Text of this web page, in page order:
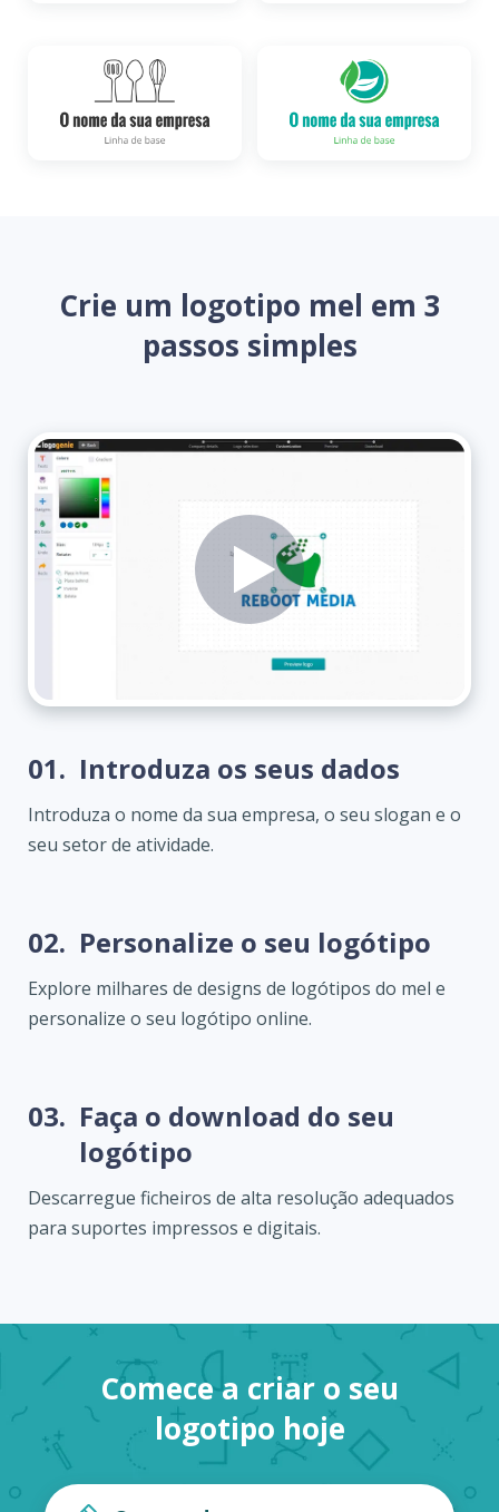
Crie um logotipo mel em 3
passos simples
01. Introduza os seus dados
Introduza o nome da sua empresa, o seu slogan e o
seu setor de atividade.
02. Personalize o seu logótipo
Explore milhares de designs de logótipos do mel e
personalize o seu logótipo online.
03. Faça o download do seu
logótipo
Descarregue ficheiros de alta resolução adequados
para suportes impressos e digitais.
Comece a criar o seu
logotipo hoje